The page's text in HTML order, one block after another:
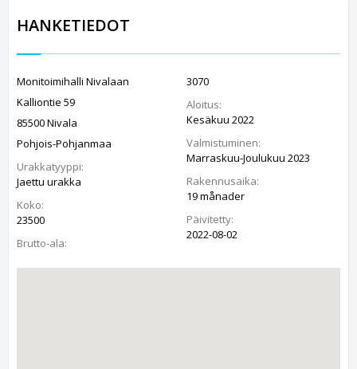
HANKETIEDOT
Monitoimihalli Nivalaan
Kalliontie 59
85500 Nivala
Pohjois-Pohjanmaa
Urakkatyyppi:
Jaettu urakka
Koko:
23500
Brutto-ala:
3070
Aloitus:
Kesäkuu 2022
Valmistuminen:
Marraskuu-Joulukuu 2023
Rakennusaika:
19 månader
Päivitetty:
2022-08-02